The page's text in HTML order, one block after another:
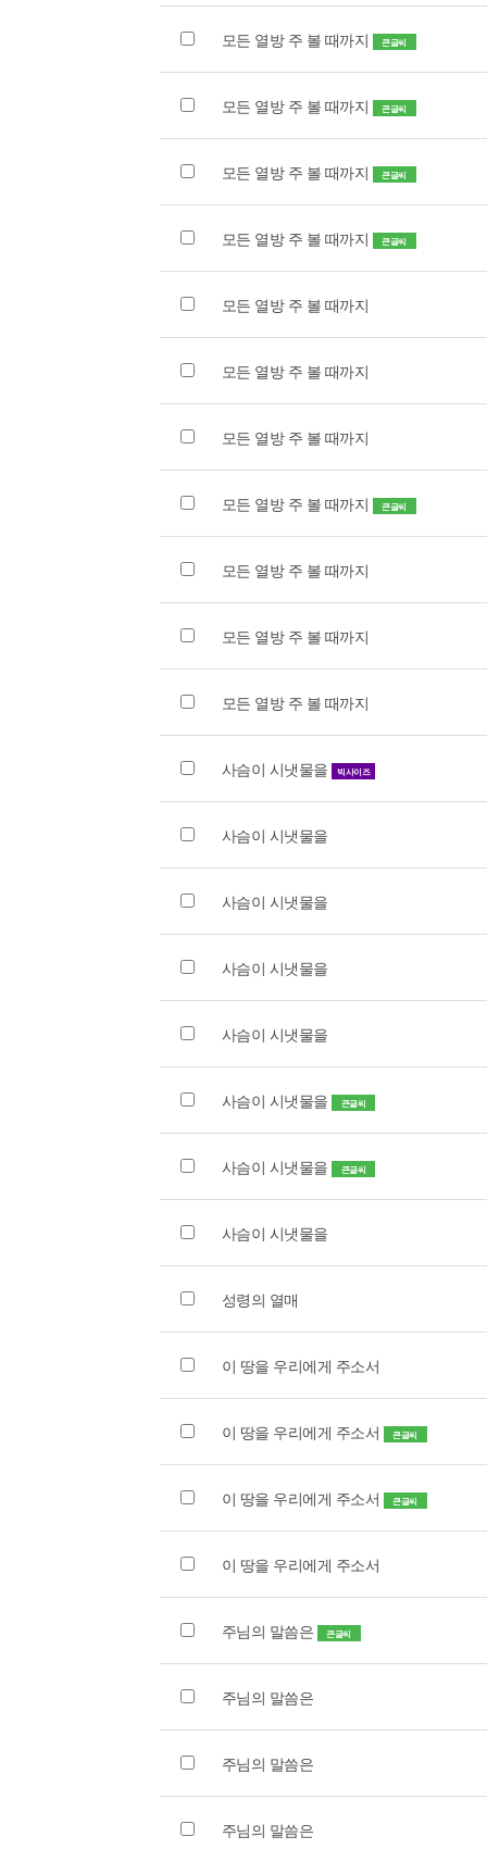
모든 열방 주 볼 때까지 큰글씨
모든 열방 주 볼 때까지 큰글씨
모든 열방 주 볼 때까지 큰글씨
모든 열방 주 볼 때까지 큰글씨
모든 열방 주 볼 때까지
모든 열방 주 볼 때까지
모든 열방 주 볼 때까지
모든 열방 주 볼 때까지 큰글씨
모든 열방 주 볼 때까지
모든 열방 주 볼 때까지
모든 열방 주 볼 때까지
사슴이 시냇물을 빅사이즈
사슴이 시냇물을
사슴이 시냇물을
사슴이 시냇물을
사슴이 시냇물을
사슴이 시냇물을 큰글씨
사슴이 시냇물을 큰글씨
사슴이 시냇물을
성령의 열매
이 땅을 우리에게 주소서
이 땅을 우리에게 주소서 큰글씨
이 땅을 우리에게 주소서 큰글씨
이 땅을 우리에게 주소서
주님의 말씀은 큰글씨
주님의 말씀은
주님의 말씀은
주님의 말씀은